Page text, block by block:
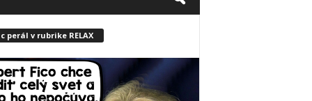
perál v rubrike RELAX